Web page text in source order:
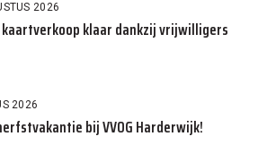
2026
klaar dankzij vrijwilligers
2026
bij VVOG Harderwijk!